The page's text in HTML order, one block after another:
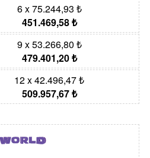
6 x 75.244,93 ₺
451.469,58 ₺
9 x 53.266,80 ₺
479.401,20 ₺
12 x 42.496,47 ₺
509.957,67 ₺